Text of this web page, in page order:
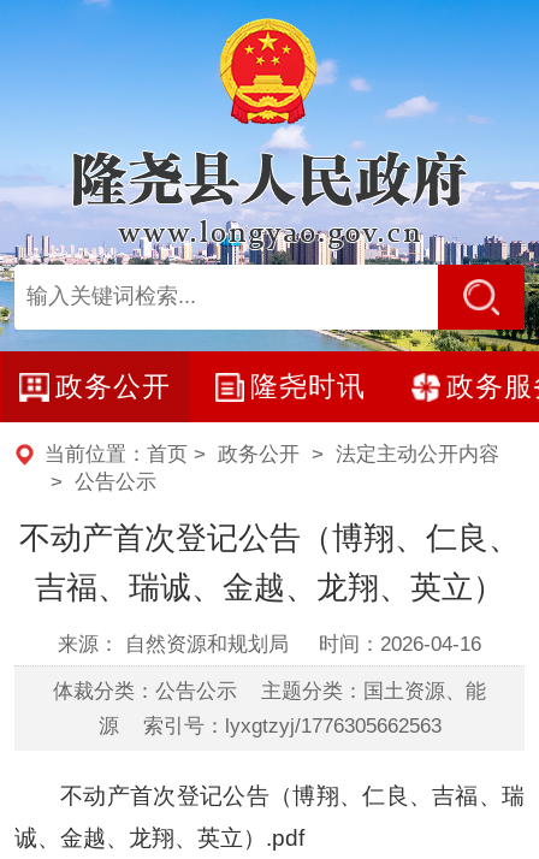
政务公开 隆尧时讯 政务服
当前位置： 首页 > 政务公开> 法定主动公开内容
> 公告公示
不动产首次登记公告（博翔、仁良、
吉福、瑞诚、金越、龙翔、英立）
来源： 自然资源和规划局 时间：2026-04-16
体裁分类：公告公示 主题分类：国土资源、能
源 索引号：lyxgtzyj/1776305662563
不动产首次登记公告（博翔、仁良、吉福、瑞
诚、金越、龙翔、英立）.pdf